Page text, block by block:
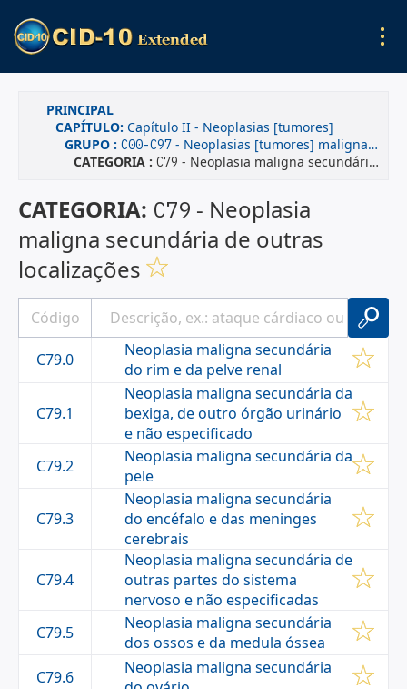
PRINCIPAL
CAPÍTULO: Capítulo II - Neoplasias [tumores]
GRUPO : C00-C97 - Neoplasias [tumores] malignas(os)
CATEGORIA : C79 - Neoplasia maligna secundária de outras localizações
CATEGORIA: C79 - Neoplasia
maligna secundária de outras
localizações
C79.0
Neoplasia maligna secundária
do rim e da pelve renal
C79.1
Neoplasia maligna secundária da
bexiga, de outro órgão urinário
e não especificado
C79.2
Neoplasia maligna secundária da
pele
C79.3
Neoplasia maligna secundária
do encéfalo e das meninges
cerebrais
C79.4
Neoplasia maligna secundária de
outras partes do sistema
nervoso e não especificadas
C79.5
Neoplasia maligna secundária
dos ossos e da medula óssea
C79.6
Neoplasia maligna secundária